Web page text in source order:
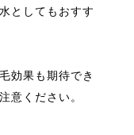
としてもおすす
効果も期待でき
意ください。